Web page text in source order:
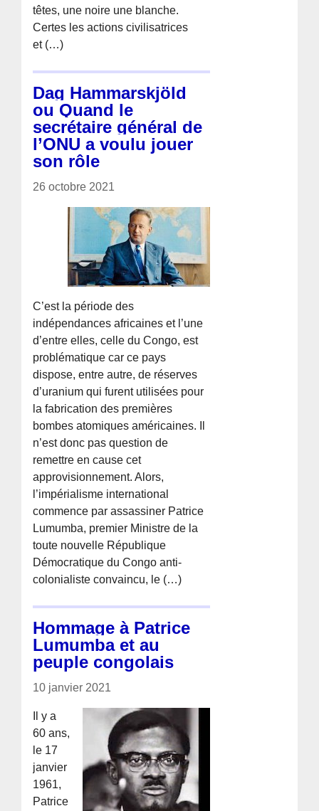
têtes, une noire une blanche.
Certes les actions civilisatrices
et (…)
Dag Hammarskjöld
ou Quand le
secrétaire général de
l’ONU a voulu jouer
son rôle
26 octobre 2021
C’est la période des
indépendances africaines et l’une
d’entre elles, celle du Congo, est
problématique car ce pays
dispose, entre autre, de réserves
d’uranium qui furent utilisées pour
la fabrication des premières
bombes atomiques américaines. Il
n’est donc pas question de
remettre en cause cet
approvisionnement. Alors,
l’impérialisme international
commence par assassiner Patrice
Lumumba, premier Ministre de la
toute nouvelle République
Démocratique du Congo anti-
colonialiste convaincu, le (…)
Hommage à Patrice
Lumumba et au
peuple congolais
10 janvier 2021
Il y a
60 ans,
le 17
janvier
1961,
Patrice